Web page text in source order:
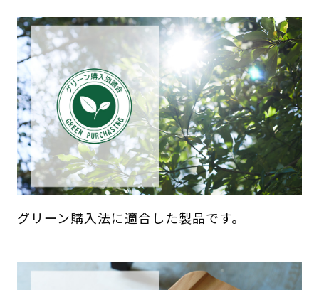
グリーン購入法に適合した製品です。